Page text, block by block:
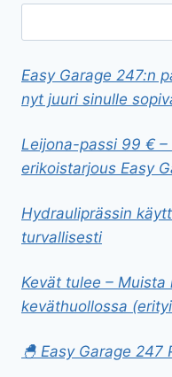
Easy Garage 247:n
nyt juuri sinulle
Leijona-passi 99 €
erikoistarjous Easy
Hydrauliprässin
turvallisesti
Kevät tulee –
keväthuollossa
🐣 Easy Garage 247